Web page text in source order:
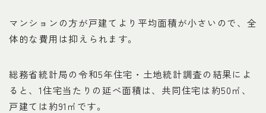
マンションの方が戸建てより平均面積が小さいので、全
体的な費用は抑えられます。
総務省統計局の令和5年住宅・土地統計調査の結果によ
ると、1住宅当たりの延べ面積は、共同住宅は約50㎡、
戸建ては約91㎡です。